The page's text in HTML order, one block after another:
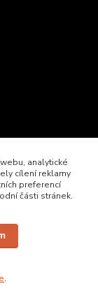
NEBE.
analytické
cílení reklamy
preferencí
části stránek.
.